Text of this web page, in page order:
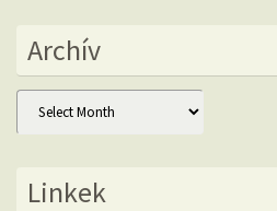
Archív
Archív
Linkek